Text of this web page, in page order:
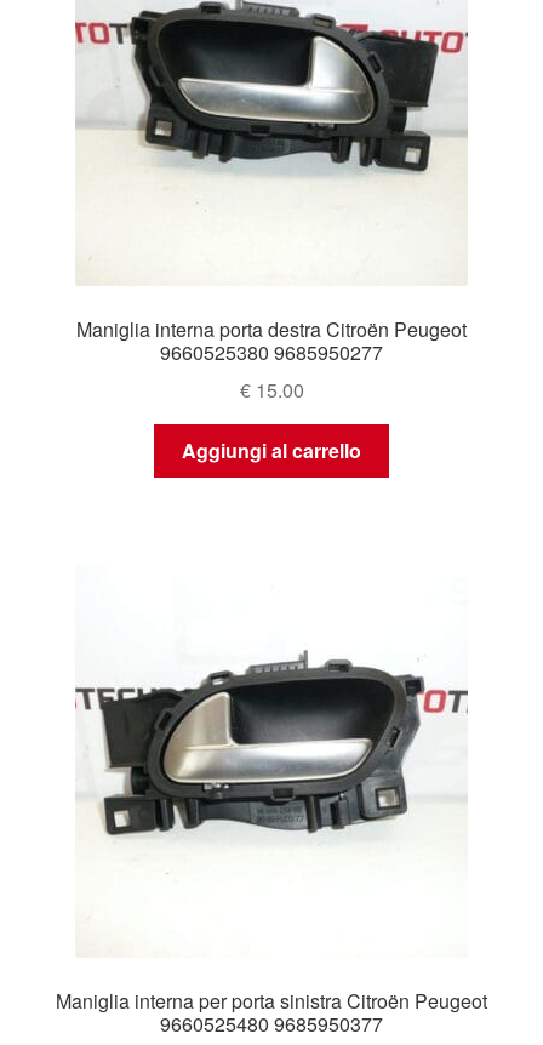
Maniglia interna porta destra Citroën Peugeot
9660525380 9685950277
€15.00
Aggiungi al carrello
Maniglia interna per porta sinistra Citroën Peugeot
9660525480 9685950377